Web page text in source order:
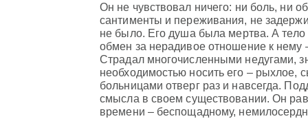
Он не чувствовал ничего: ни боль, ни
сантименты и переживания, не
не было. Его душа была мертва. А
обмен за нерадивое отношение к
Страдал многочисленными недугами,
необходимостью носить его – рыхлое,
больницами отверг раз и навсегда.
смысла в своем существовании. Он
времени – беспощадному,